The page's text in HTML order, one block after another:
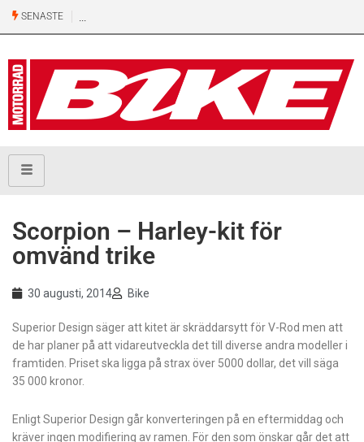
SENASTE
Scorpion – Harley-kit för
omvänd trike
30 augusti, 2014 Bike
Superior Design säger att kitet är skräddarsytt för V-Rod men att
de har planer på att vidareutveckla det till diverse andra modeller i
framtiden. Priset ska ligga på strax över 5000 dollar, det vill säga
35 000 kronor.
Enligt Superior Design går konverteringen på en eftermiddag och
kräver ingen modifiering av ramen. För den som önskar går det att